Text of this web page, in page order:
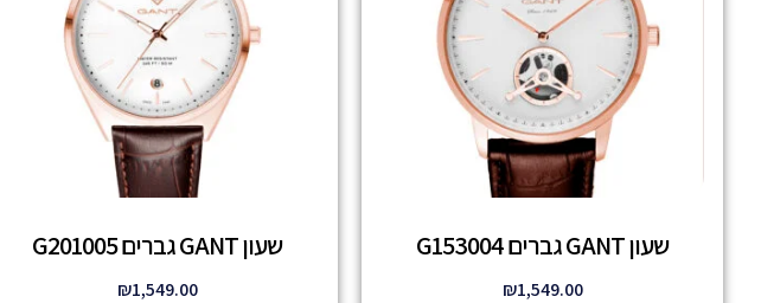
שעון GANT גברים G153004
₪1,549.00
שעון GANT גברים G201005
₪1,549.00